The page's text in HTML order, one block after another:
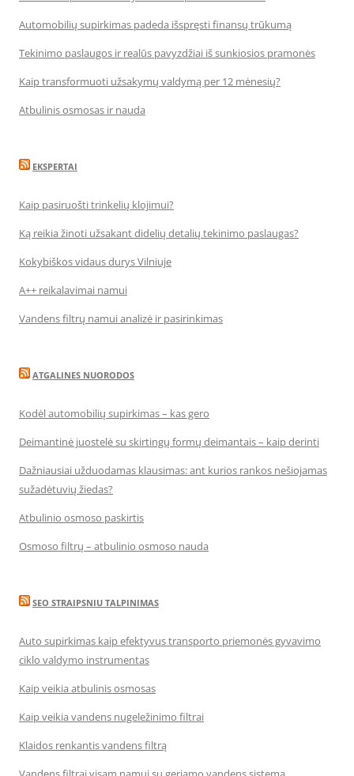
Automobilių supirkimas padeda išspręsti finansų trūkumą
Tekinimo paslaugos ir realūs pavyzdžiai iš sunkiosios pramonės
Kaip transformuoti užsakymų valdymą per 12 mėnesių?
Atbulinis osmosas ir nauda
EKSPERTAI
Kaip pasiruošti trinkelių klojimui?
Ką reikia žinoti užsakant didelių detalių tekinimo paslaugas?
Kokybiškos vidaus durys Vilniuje
A++ reikalavimai namui
Vandens filtrų namui analizė ir pasirinkimas
ATGALINES NUORODOS
Kodėl automobilių supirkimas – kas gero
Deimantinė juostelė su skirtingų formų deimantais – kaip derinti
Dažniausiai užduodamas klausimas: ant kurios rankos nešiojamas
sužadėtuvių žiedas?
Atbulinio osmoso paskirtis
Osmoso filtrų – atbulinio osmoso nauda
SEO STRAIPSNIU TALPINIMAS
Auto supirkimas kaip efektyvus transporto priemonės gyvavimo
ciklo valdymo instrumentas
Kaip veikia atbulinis osmosas
Kaip veikia vandens nugeležinimo filtrai
Klaidos renkantis vandens filtrą